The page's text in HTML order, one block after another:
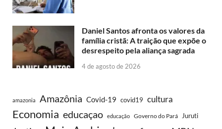
Daniel Santos afronta os valores da
família cristã: A traição que expõe o
desrespeito pela aliança sagrada
4 de agosto de 2026
amazonia Amazônia Covid-19 covid19 cultura
Economia educaçao educação Governo do Pará Juruti